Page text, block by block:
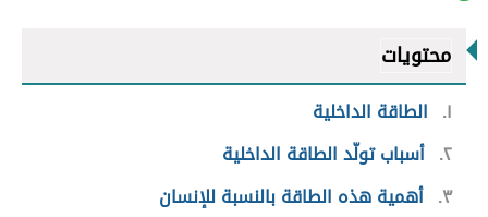
محتويات
١
الطاقة الداخلية
٢ أسباب تولّد الطاقة الداخلية
٣ أهمية هذه الطاقة بالنسبة للإنسان